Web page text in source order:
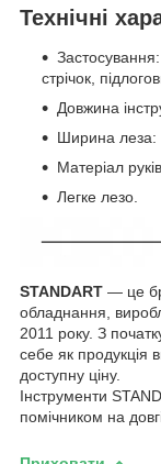
Технічні
стрічок,
Довжина
Ширина
Матеріал
Легке лезо.
STANDART — це
обладнання,
2011 року. З
себе як продукція
доступну ціну.
Інструменти
помічником на